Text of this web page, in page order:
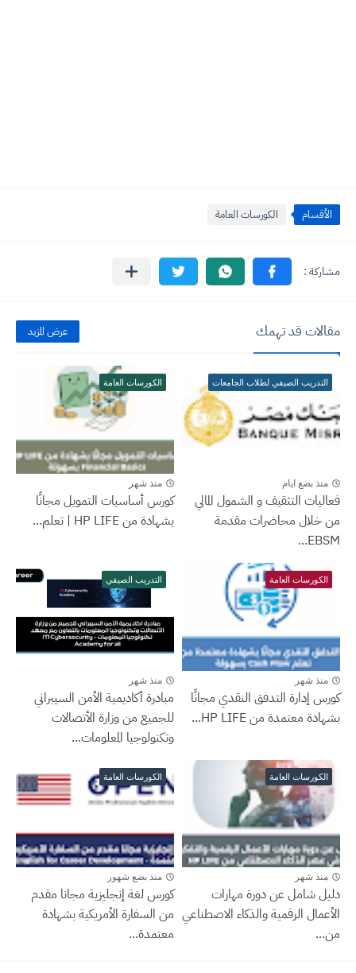
الأقسام الكورسات العامة
مقالات قد تهمك عرض المزيد
التدريب الصيفي لطلاب الجامعات
منذ بضع ايام
فعاليات التثقيف و الشمول المالي
من خلال محاضرات مقدمة
EBSM...
الكورسات العامة
منذ شهر
كورس أساسيات التمويل مجانًا
بشهادة من HP LIFE | تعلم...
الكورسات العامة
منذ شهر
كورس إدارة التدفق النقدي مجانًا
بشهادة معتمدة من HP LIFE...
التدريب الصيفي
منذ شهر
مبادرة أكاديمية الأمن السيبراني
للجميع من وزارة الأتصالات
وتكنولوجيا المعلومات...
الكورسات العامة
منذ شهر
دليل شامل عن دورة مهارات
الأعمال الرقمية والذكاء الاصطناعي
من...
الكورسات العامة
منذ بضع شهور
كورس لغة إنجليزية مجانا مقدم
من السفارة الأمريكية بشهادة
معتمدة...